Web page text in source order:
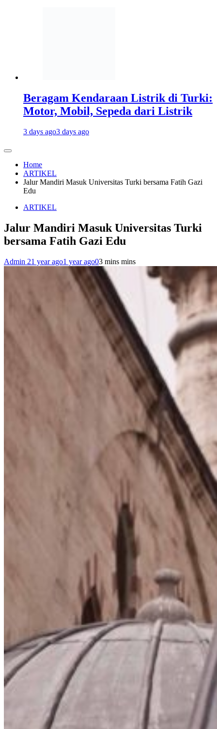
Beragam Kendaraan Listrik di Turki:
Motor, Mobil, Sepeda dari Listrik
3 days ago3 days ago
Home
ARTIKEL
Jalur Mandiri Masuk Universitas Turki bersama Fatih Gazi
Edu
ARTIKEL
Jalur Mandiri Masuk Universitas Turki
bersama Fatih Gazi Edu
Admin 21 year ago1 year ago03 mins mins